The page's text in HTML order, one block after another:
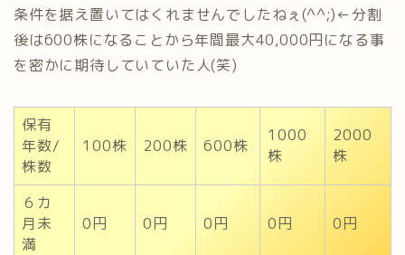
条件を据え置いてはくれませんでしたねぇ(^^;)←分割
後は600株になることから年間最大40,000円になる事
を密かに期待していていた人(笑)
保有
年数/
株数
100株 200株 600株
1000
株
2000
株
６カ
月未
満
0円 0円 0円 0円 0円